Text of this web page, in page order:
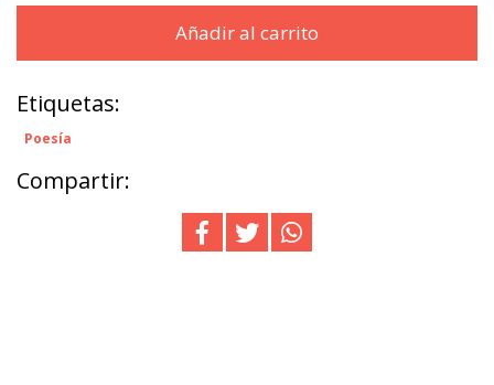
Añadir al carrito
Etiquetas:
Poesía
Compartir: